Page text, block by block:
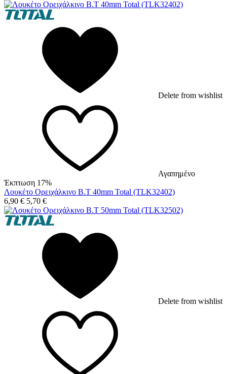
Delete from wishlist
Αγαπημένο
Έκπτωση 17%
Λουκέτο Ορειχάλκινο Β.Τ 40mm Total (TLK32402)
6,90 € 5,70 €
Delete from wishlist